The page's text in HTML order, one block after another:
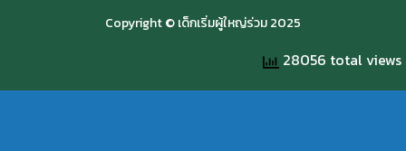
Copyright © เด็กเริ่มผู้ใหญ่ร่วม 2025
28056 total views